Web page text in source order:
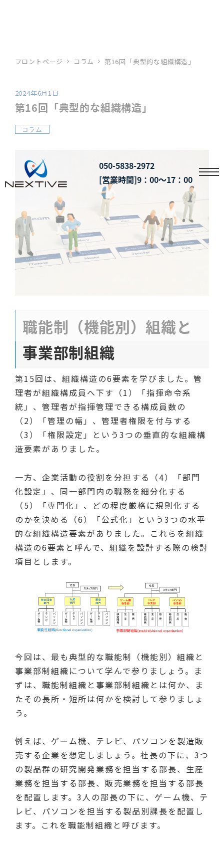
050-5838-2972
[営業時間]9：00～17：00
フロントページ コラム 第16回「典型的な組織構造」
第16回「典型的な組織構造」
投稿日
2024年6月1日
カテゴリー
コラム
職能制（機能別）組織と
事業部制組織
第15回は、組織構造の6要素を学びました。管
理者が組織構成員へ下す（1）「指揮命令系
統」、管理者が指揮管理できる構成員数の
（2）「管理の幅」、管理者権限を付与する
（3）「権限設定」という3つの垂直的な組織構
造要素がありました。
一方、企業活動の役割を分担する（4）「部門
化設定」、同一部門内の職務を細分化する
（5）「専門化」、どの程度厳格に規則化する
のかを決める（6）「公式化」という3つの水平
的な組織構造要素がありました。これらを組織
構造の6要素と呼んで、組織を設計する際の検討
項目とします。
今回は、最も典型的な職能制（機能別）組織と
事業部制組織について学んで参りましょう。ま
ずは、職能制組織と事業部制組織とは何か、ま
たその長所・短所は何かを検討して参りましょ
う。
例えば、ゲーム機、テレビ、パソコンを製造販
売する企業を想定しましょう。社長の下に、3つ
の製品群の研究開発業務を担当する部長、生産
業務を担当する部長、販売業務を担当する部長
を配置します。3人の部長の下に、ゲーム機、テ
レビ、パソコンを担当する製品別課長を配置し
ます。これを職能制組織と呼びます。